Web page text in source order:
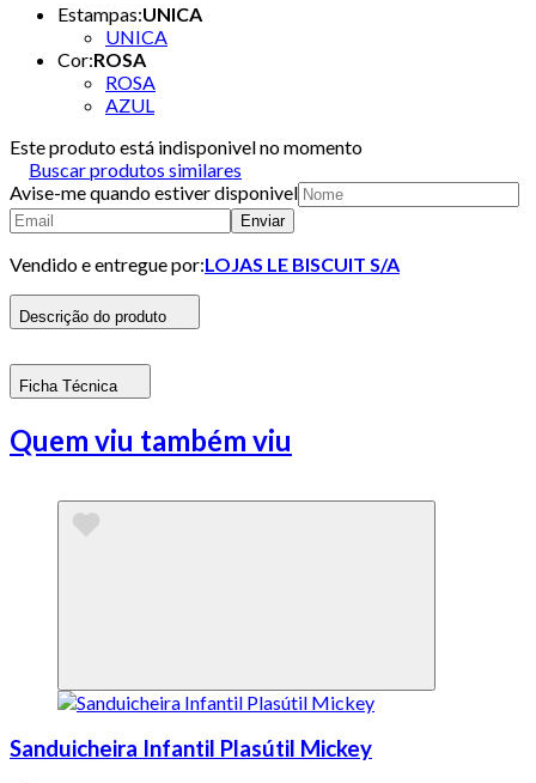
Estampas:UNICA
UNICA
Cor:ROSA
ROSA
AZUL
Este produto está indisponivel no momento
Buscar produtos similares
Avise-me quando estiver disponivel
Enviar
Vendido e entregue por:LOJAS LE BISCUIT S/A
Descrição do produto
Ficha Técnica
Quem viu também viu
Sanduicheira Infantil Plasútil Mickey